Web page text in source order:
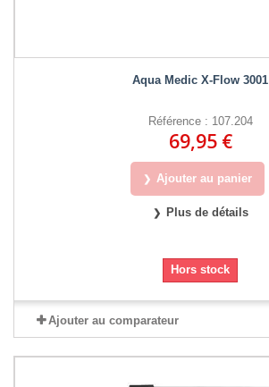
Aqua Medic X-Flow 3001
Référence : 107.204
69,95 €
Ajouter au panier
Plus de détails
Hors stock
Ajouter au comparateur